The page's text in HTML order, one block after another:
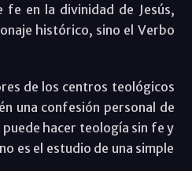
en la divinidad de Jesús,
histórico, sino el Verbo
de los centros teológicos
una confesión personal de
hacer teología sin fe y
es el estudio de una simple